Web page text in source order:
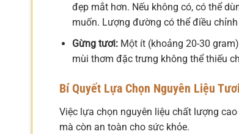
đẹp mắt hơn. Nếu không có, có thể
muốn. Lượng đường có thể điều
Gừng tươi:Một ít (khoảng 20-30
mùi thơm đặc trưng không thể thiếu
Bí Quyết Lựa Chọn Nguyên Liệu
Việc lựa chọn nguyên liệu chất lượng
mà còn an toàn cho sức khỏe.